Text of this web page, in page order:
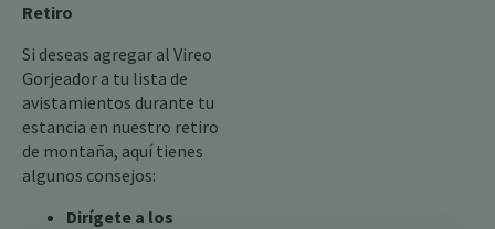
Retiro
Si deseas agregar al Vireo
Gorjeador a tu lista de
avistamientos durante tu
estancia en nuestro retiro
de montaña, aquí tienes
algunos consejos:
Dirígete a los